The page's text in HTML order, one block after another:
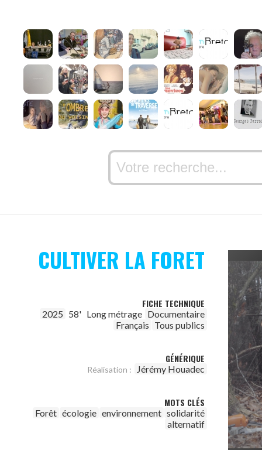
CULTIVER LA FORET
FICHE TECHNIQUE
2025 58' Long métrage Documentaire
Français Tous publics
GÉNÉRIQUE
Réalisation : Jérémy Houadec
MOTS CLÉS
Forêt écologie environnement solidarité
alternatif